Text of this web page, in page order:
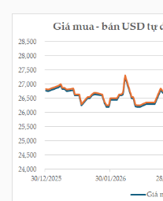
NGHIỆP
TIÊU
DÙNG
THIẾT